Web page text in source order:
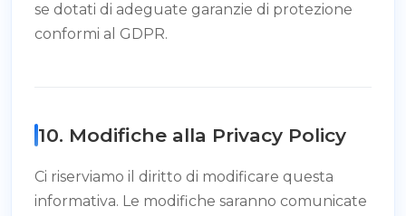
se dotati di adeguate garanzie di protezione
conformi al GDPR.
10. Modifiche alla Privacy Policy
Ci riserviamo il diritto di modificare questa
informativa. Le modifiche saranno comunicate